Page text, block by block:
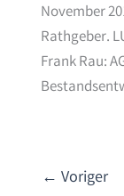
November
Rathgeber.
Frank Rau:
← Voriger